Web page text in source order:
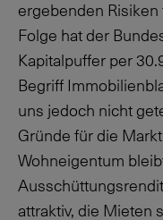
ergebenden
Folge hat der
Kapitalpuffer per
Begriff
uns jedoch nicht
Gründe für die
Wohneigentum
attraktiv, die Mieten